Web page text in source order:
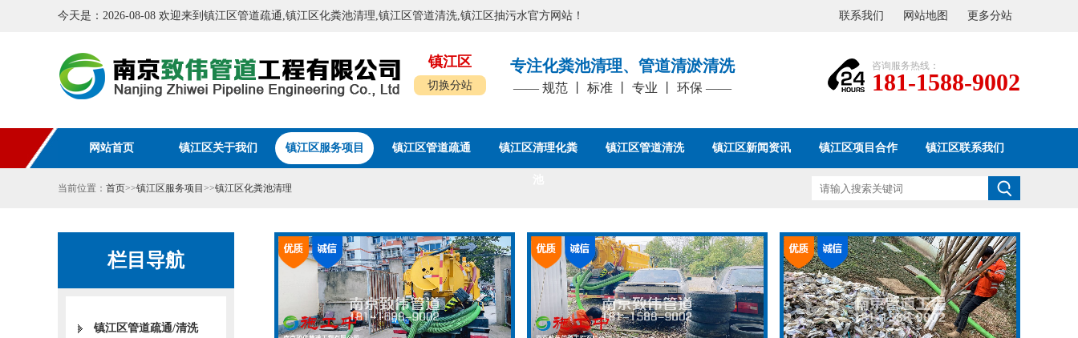
今天是：2026-08-08 欢迎来到镇江区管道疏通,镇江区化粪池清理,镇江区管道清洗,镇江区抽污水官方网站！ 联系我们 网站地图 更多分站
镇江区
切换分站
专注化粪池清理、管道清淤清洗
—— 规范 丨 标准 丨 专业 丨 环保 ——
咨询服务热线：
181-1588-9002
网站首页 镇江区关于我们 镇江区服务项目 镇江区管道疏通 镇江区清理化粪 镇江区管道清洗 镇江区新闻资讯 镇江区项目合作 镇江区联系我们
当前位置： 首页>>镇江区服务项目 >>镇江区化粪池清理
栏目导航
镇江区管道疏通/清洗